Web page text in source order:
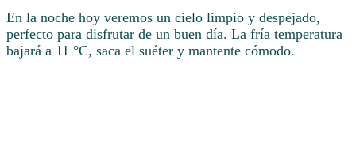
En la noche hoy veremos un cielo limpio y despejado,
perfecto para disfrutar de un buen día. La fría temperatura
bajará a 11 °C, saca el suéter y mantente cómodo.